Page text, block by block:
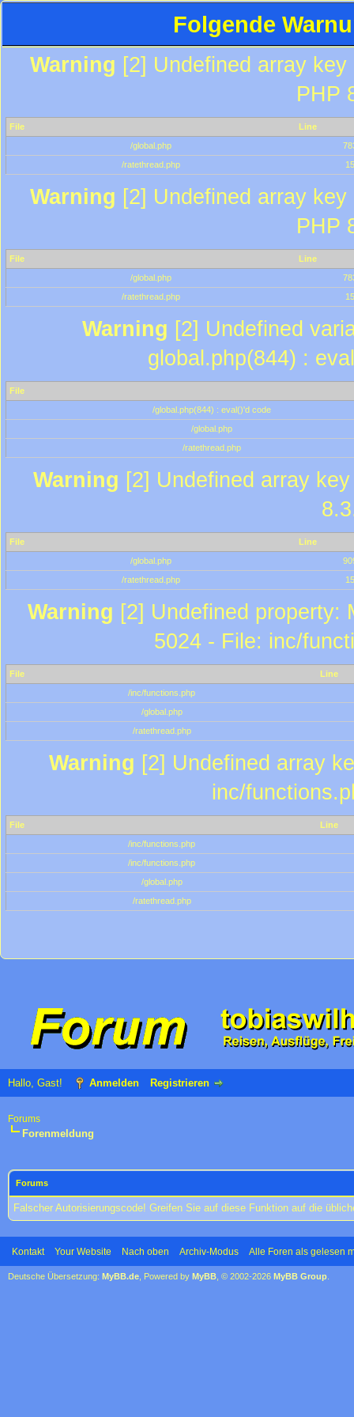
Folgende
Warning [2] Undefined array
PHP
File
Line
/global.php
/ratethread.php
15
Warning [2] Undefined array
PHP
File
Line
/global.php
/ratethread.php
15
Warning [2] Undefined
global.php(844) :
File
/global.php(844) : eval()'d code
/global.php
/ratethread.php
Warning [2] Undefined array
File
Line
/global.php
/ratethread.php
15
Warning [2] Undefined property:
5024 - File: inc/
File
Line
/inc/functions.php
/global.php
/ratethread.php
Warning [2] Undefined array
inc/
File
Line
/inc/functions.php
/inc/functions.php
/global.php
/ratethread.php
Hallo, Gast! Anmelden Registrieren
Forums
Forenmeldung
Forums
Falscher Autorisierungscode! Greifen Sie auf diese Funktion auf die
Kontakt Your Website Nach oben Archiv-Modus Alle Foren als gelesen
Deutsche Übersetzung: MyBB.de , Powered by MyBB , © 2002-2026 MyBB Group